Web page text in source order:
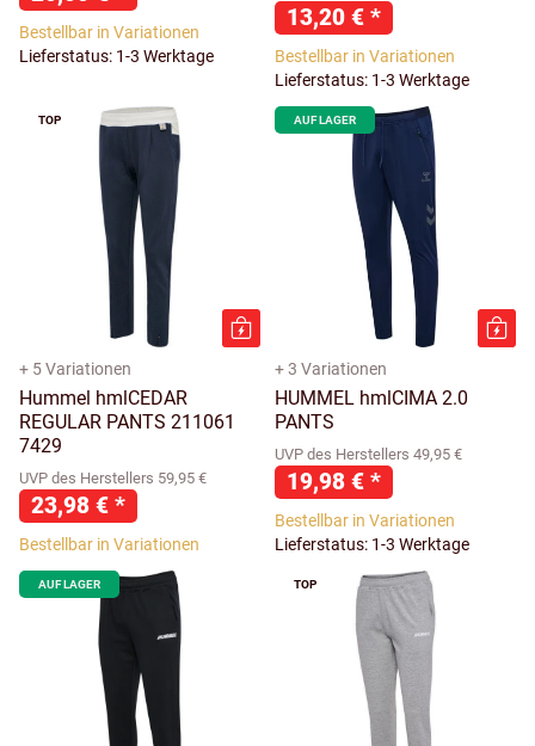
Bestellbar in Variationen
Lieferstatus: 1-3 Werktage
13,20 € *
Bestellbar in Variationen
Lieferstatus: 1-3 Werktage
TOP
+ 5 Variationen
Hummel hmlCEDAR
REGULAR PANTS 211061
7429
UVP des Herstellers 59,95 €
23,98 € *
Bestellbar in Variationen
AUF LAGER
+ 3 Variationen
HUMMEL hmlCIMA 2.0
PANTS
UVP des Herstellers 49,95 €
19,98 € *
Bestellbar in Variationen
Lieferstatus: 1-3 Werktage
AUF LAGER TOP